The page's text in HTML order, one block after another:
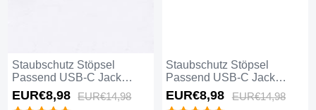
Staubschutz Stöpsel
Passend USB-C Jack
Type-C Universal H16 für
Apple iPhone 16 Gold
EUR€8,98 EUR€14,98
Staubschutz Stöpsel
Passend USB-C Jack
Type-C Universal H15 für
Apple iPhone 16 Grün
EUR€8,98 EUR€14,98